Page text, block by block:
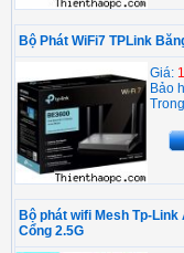
Bộ Phát WiFi7 TPLink
Giá:
Bảo
Bộ phát wifi Mesh Tp-
Cổng 2.5G